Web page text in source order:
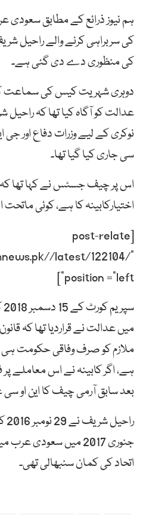
ہم نیوز ذرائع کے مطابق سعودی
کی سربراہی کرنے والے راحیل
کی منظوری دے دی گئی ہے۔
دوہری شہریت کیس کی سماعت
عدالت کو آگاہ کیا تھا کہ
نوکری کے لیے وزرات دفاع اور جی
سی جاری کیا گیا تھا۔
اس پر چیف جسٹس نے کہا تھا کہ
اختیارکابینہ کا ہے، کوئی ماتحت
[post-relate
latest/122104/”
position =”left”]
میں عدالت نے قراردیا تھا کہ
ملازم کو صرف وفاقی حکومت ہی
ہے، اگر کابینہ نے اس معاملے پر
بعد سابق آرمی چیف کا این او سی
جنوری 2017 میں سعودی
اتحاد کی کمان سنبھالی تھی۔